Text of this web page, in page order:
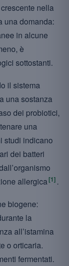
nella
una domanda:
in alcune
è
sottostanti.
il sistema
una sostanza
dei probiotici,
una
studi indicano
dei batteri
allergica[1] .
biogene:
la
all’istamina
o orticaria.
fermentati.